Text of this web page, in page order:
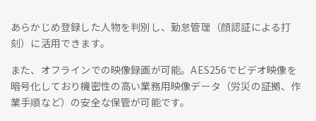
あらかじめ登録した人物を判別し、勤怠管理（顔認証による打
刻）に活用できます。
また、オフラインでの映像録画が可能。AES256でビデオ映像を
暗号化しており機密性の高い業務用映像データ（労災の証拠、作
業手順など）の安全な保管が可能です。